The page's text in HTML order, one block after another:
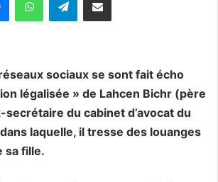
sociaux se sont fait écho
légalisée » de Lahcen Bichr (père
du cabinet d’avocat du
laquelle, il tresse des louanges
sa fille.